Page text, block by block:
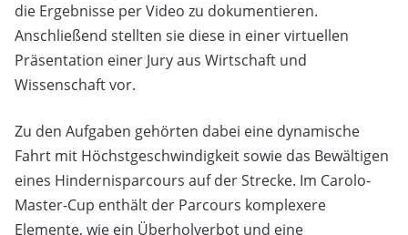
die Ergebnisse per Video zu dokumentieren.
Anschließend stellten sie diese in einer virtuellen
Präsentation einer Jury aus Wirtschaft und
Wissenschaft vor.
Zu den Aufgaben gehörten dabei eine dynamische
Fahrt mit Höchstgeschwindigkeit sowie das Bewältigen
eines Hindernisparcours auf der Strecke. Im Carolo-
Master-Cup enthält der Parcours komplexere
Elemente, wie ein Überholverbot und eine